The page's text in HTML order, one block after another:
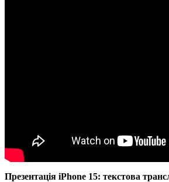
Презентація iPhone 15: текстова